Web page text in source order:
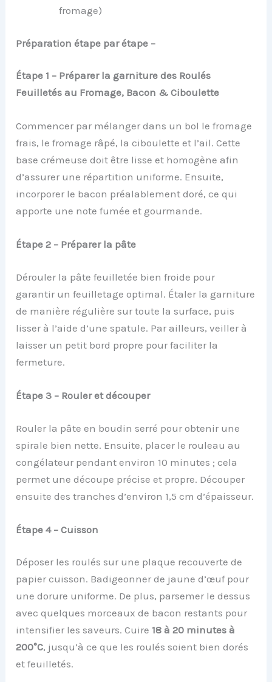
fromage)
Préparation étape par étape –
Étape 1 – Préparer la garniture des Roulés
Feuilletés au Fromage, Bacon & Ciboulette
Commencer par mélanger dans un bol le fromage
frais, le fromage râpé, la ciboulette et l’ail. Cette
base crémeuse doit être lisse et homogène afin
d’assurer une répartition uniforme. Ensuite,
incorporer le bacon préalablement doré, ce qui
apporte une note fumée et gourmande.
Étape 2 – Préparer la pâte
Dérouler la pâte feuilletée bien froide pour
garantir un feuilletage optimal. Étaler la garniture
de manière régulière sur toute la surface, puis
lisser à l’aide d’une spatule. Par ailleurs, veiller à
laisser un petit bord propre pour faciliter la
fermeture.
Étape 3 – Rouler et découper
Rouler la pâte en boudin serré pour obtenir une
spirale bien nette. Ensuite, placer le rouleau au
congélateur pendant environ 10 minutes ; cela
permet une découpe précise et propre. Découper
ensuite des tranches d’environ 1,5 cm d’épaisseur.
Étape 4 – Cuisson
Déposer les roulés sur une plaque recouverte de
papier cuisson. Badigeonner de jaune d’œuf pour
une dorure uniforme. De plus, parsemer le dessus
avec quelques morceaux de bacon restants pour
intensifier les saveurs. Cuire 18 à 20 minutes à
200°C, jusqu’à ce que les roulés soient bien dorés
et feuilletés.